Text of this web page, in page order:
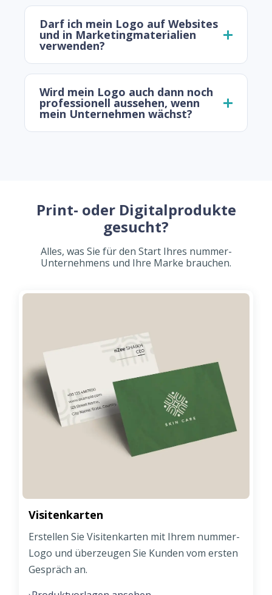
Darf ich mein Logo auf Websites
und in Marketingmaterialien
verwenden?
Wird mein Logo auch dann noch
professionell aussehen, wenn
mein Unternehmen wächst?
Print- oder Digitalprodukte
gesucht?
Alles, was Sie für den Start Ihres nummer-
Unternehmens und Ihre Marke brauchen.
Visitenkarten
Erstellen Sie Visitenkarten mit Ihrem nummer-
Logo und überzeugen Sie Kunden vom ersten
Gespräch an.